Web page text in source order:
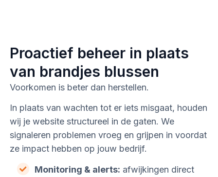
Proactief beheer in plaats
van brandjes blussen
Voorkomen is beter dan herstellen.
In plaats van wachten tot er iets misgaat, houden
wij je website structureel in de gaten. We
signaleren problemen vroeg en grijpen in voordat
ze impact hebben op jouw bedrijf.
Monitoring & alerts: afwijkingen direct